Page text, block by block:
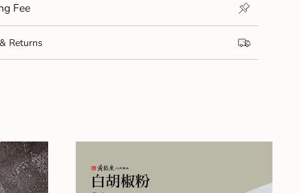
Fee
Returns